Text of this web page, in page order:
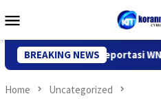
to
Menu
BREAKING NEWS
Kediri Deportasi WN
Home Uncategorized